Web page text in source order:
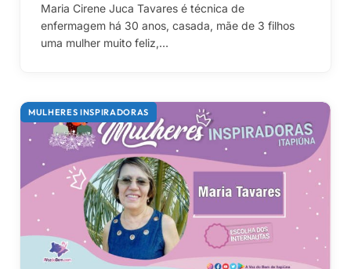
Maria Cirene Juca Tavares é técnica de
enfermagem há 30 anos, casada, mãe de 3 filhos
uma mulher muito feliz,…
MULHERES INSPIRADORAS